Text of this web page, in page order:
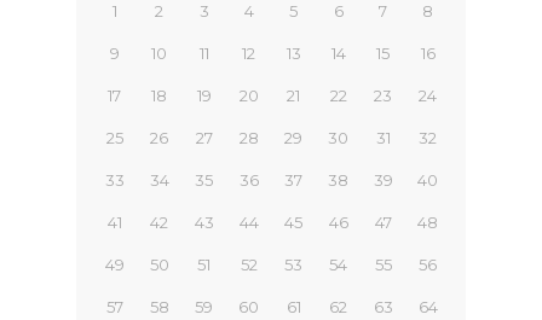
1 2 3 4 5 6 7 8
9 10 11 12 13 14 15 16
17 18 19 20 21 22 23 24
25 26 27 28 29 30 31 32
33 34 35 36 37 38 39 40
41 42 43 44 45 46 47 48
49 50 51 52 53 54 55 56
57 58 59 60 61 62 63 64